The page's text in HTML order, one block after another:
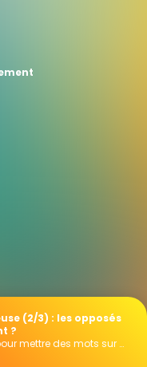
(2/3) : les opposés
?
Émotions, un podcast pour mettre des mots sur vos émotions, présenté par Marie Misset